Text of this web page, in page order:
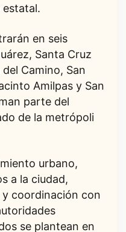
estatal.
en seis
Santa Cruz
Camino, San
Amilpas y San
parte del
de la metrópoli
urbano,
a la ciudad,
coordinación con
se plantean en